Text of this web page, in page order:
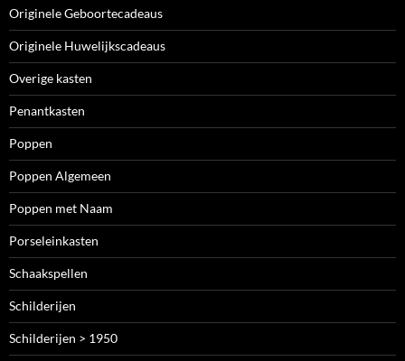
Originele Geboortecadeaus
Originele Huwelijkscadeaus
Overige kasten
Penantkasten
Poppen
Poppen Algemeen
Poppen met Naam
Porseleinkasten
Schaakspellen
Schilderijen
Schilderijen > 1950